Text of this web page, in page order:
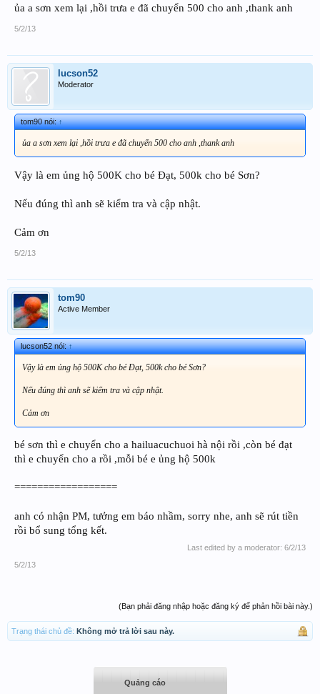
ủa a sơn xem lại ,hồi trưa e đã chuyển 500 cho anh ,thank anh
5/2/13
lucson52
Moderator
tom90 nói:↑
ủa a sơn xem lại ,hồi trưa e đã chuyển 500 cho anh ,thank anh
Vậy là em ủng hộ 500K cho bé Đạt, 500k cho bé Sơn?
Nếu đúng thì anh sẽ kiểm tra và cập nhật.
Cảm ơn
5/2/13
tom90
Active Member
lucson52 nói:↑
Vậy là em ủng hộ 500K cho bé Đạt, 500k cho bé Sơn?
Nếu đúng thì anh sẽ kiểm tra và cập nhật.
Cảm ơn
bé sơn thì e chuyển cho a hailuacuchuoi hà nội rồi ,còn bé đạt
thì e chuyển cho a rồi ,mỗi bé e ủng hộ 500k
==================
anh có nhận PM, tưởng em báo nhầm, sorry nhe, anh sẽ rút tiền
rồi bổ sung tổng kết.
Last edited by a moderator: 6/2/13
5/2/13
(Bạn phải đăng nhập hoặc đăng ký để phản hồi bài này.)
Trạng thái chủ đề: Không mở trả lời sau này.
Quảng cáo